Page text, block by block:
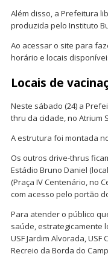
Além disso, a Prefeitura
produzida pelo Instituto
Ao acessar o site para
horário e locais
Locais de
Neste sábado (24) a
thru da cidade, no Atrium
A estrutura foi montada
Os outros drive-thrus
Estádio Bruno Daniel
(Praça IV Centenário, no
com acesso pelo portão
Para atender o público
saúde, estrategicamente
USF Jardim Alvorada, USF
Recreio da Borda do